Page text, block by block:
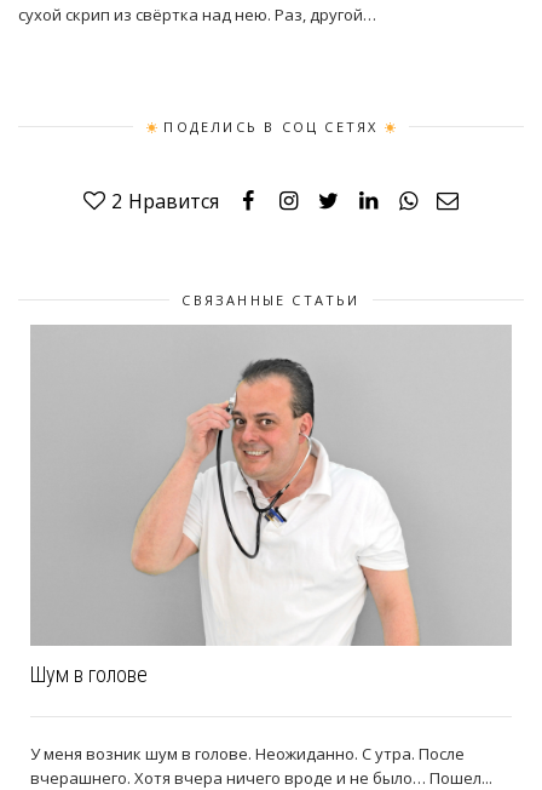
сухой скрип из свёртка над нею. Раз, другой…
ПОДЕЛИСЬ В СОЦ СЕТЯХ
2 Нравится
СВЯЗАННЫЕ СТАТЬИ
Шум в голове
У меня возник шум в голове. Неожиданно. С утра. После
вчерашнего. Хотя вчера ничего вроде и не было… Пошел...